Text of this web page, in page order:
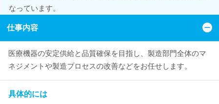
なっています。
仕事内容
医療機器の安定供給と品質確保を目指し、製造部門全体のマ
ネジメントや製造プロセスの改善などをお任せします。
具体的には